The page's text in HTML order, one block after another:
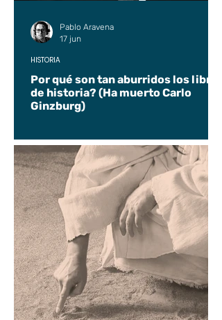
Por qué son tan aburridos los libros
de historia? (Ha muerto Carlo
Ginzburg)
HISTORIA
Pablo Aravena
17 jun